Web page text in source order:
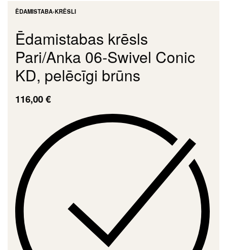
ĒDAMISTABA›KRĒSLI
Ēdamistabas krēsls
Pari/Anka 06-Swivel Conic
KD, pelēcīgi brūns
116,00€